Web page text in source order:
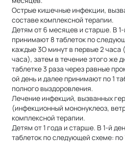
Острые кишечные инфекции,
составе комплексной терапии.
Детям от 6 месяцев и старше. В
принимают 8 таблеток по
каждые 3О минут в первые 2 часа
часа), затем в течение этого же
таблетке 3 раза через равные
ой день и далее принимают по 1
полного выздоровления.
Лечение инфекций, вызванных
(инфекционный мононуклеоз,
комплексной терапии.
Детям от 1 года и старше. В 1-й
таблеток по следующей схеме: по